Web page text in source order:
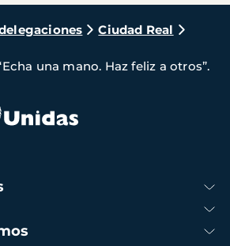
Ciudad Real
una mano. Haz feliz a otros”.